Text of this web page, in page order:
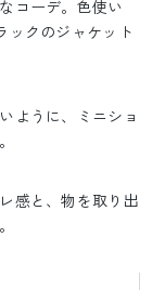
コーデ。色使い
ックのジャケット
ように、ミニショ
感と、物を取り出